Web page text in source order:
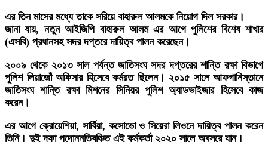
এর তিন মাসের মধ্যে তাকে সরিয়ে বাহারুল আলমকে নিয়োগ দিল সরকার।
জানা যায়, নতুন আইজিপি বাহারুল আলম এর আগে পুলিশের বিশেষ শাখার
(এসবি) প্রধানসহ সদর দপ্তরে দায়িত্ব পালন করেছেন।
২০০৯ থেকে ২০১৩ সাল পর্যন্ত জাতিসংঘ সদর দপ্তরের শান্তি রক্ষা বিভাগে
পুলিশ লিয়াজোঁ অফিসার হিসেবে কর্মরত ছিলেন। ২০১৫ সালে আফগানিস্তানে
জাতিসংঘ শান্তি রক্ষা মিশনের সিনিয়র পুলিশ অ্যাডভাইজার হিসেবে কাজ
করেন।
এর আগে ক্রোয়েশিয়া, সার্বিয়া, কসোভো ও সিয়েরা লিওনে দায়িত্ব পালন করেন
তিনি। দুই দফা পদোন্নতিবঞ্চিত এই কর্মকর্তা ২০২০ সালে অবসরে যান।